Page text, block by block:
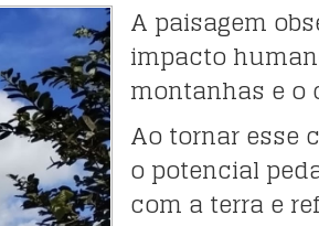
A paisagem
impacto
montanhas e o
Ao tornar esse
o potencial
com a terra e